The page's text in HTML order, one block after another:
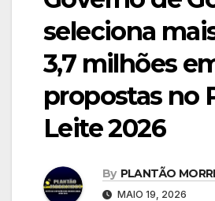
seleciona
3,7 milhões
propostas no
Leite 2026
By PLANTÃO
MAIO 19, 2026